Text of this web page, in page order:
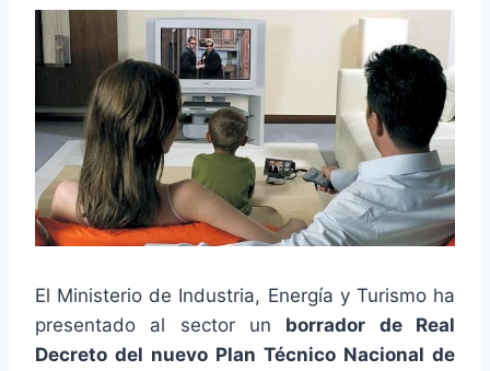
El Ministerio de Industria, Energía y Turismo ha
presentado al sector un borrador de Real
Decreto del nuevo Plan Técnico Nacional de